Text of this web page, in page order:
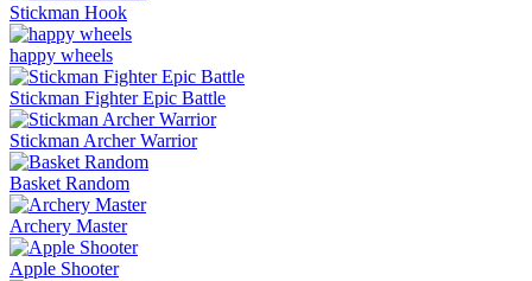
Stickman Hook
happy wheels
Stickman Fighter Epic Battle
Stickman Archer Warrior
Basket Random
Archery Master
Apple Shooter